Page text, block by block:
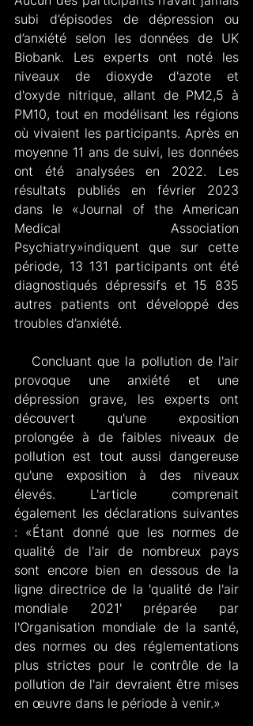
subi d’épisodes de dépression ou
d’anxiété selon les données de UK
Biobank. Les experts ont noté les
niveaux de dioxyde d'azote et
d'oxyde nitrique, allant de PM2,5 à
PM10, tout en modélisant les régions
où vivaient les participants. Après en
moyenne 11 ans de suivi, les données
ont été analysées en 2022. Les
résultats publiés en février 2023
dans le «Journal of the American
Medical Association
Psychiatry»indiquent que sur cette
période, 13 131 participants ont été
diagnostiqués dépressifs et 15 835
autres patients ont développé des
troubles d’anxiété.
provoque une anxiété et une
dépression grave, les experts ont
découvert qu'une exposition
prolongée à de faibles niveaux de
pollution est tout aussi dangereuse
qu'une exposition à des niveaux
élevés. L'article comprenait
également les déclarations suivantes
: «Étant donné que les normes de
qualité de l'air de nombreux pays
sont encore bien en dessous de la
ligne directrice de la 'qualité de l'air
mondiale 2021' préparée par
l'Organisation mondiale de la santé,
des normes ou des réglementations
plus strictes pour le contrôle de la
pollution de l'air devraient être mises
en œuvre dans le période à venir.»